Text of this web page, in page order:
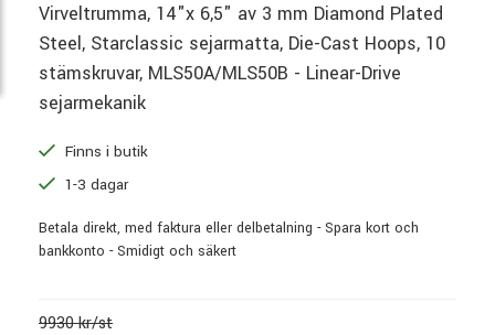
Virveltrumma, 14"x 6,5" av 3 mm Diamond Plated
Steel, Starclassic sejarmatta, Die-Cast Hoops, 10
stämskruvar, MLS50A/MLS50B - Linear-Drive
sejarmekanik
Finns i butik
1-3 dagar
Betala direkt, med faktura eller delbetalning - Spara kort och
bankkonto - Smidigt och säkert
9930 kr/st